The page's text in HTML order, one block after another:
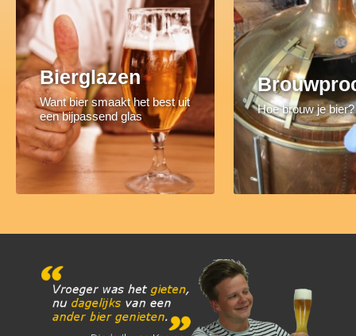
Bierglazen
Want bier smaakt het best uit
een bijpassend glas
Hoe brouw je bier?